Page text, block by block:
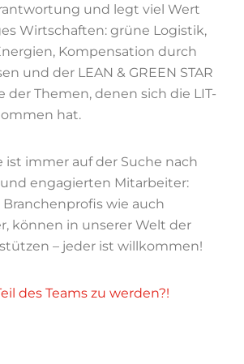
und legt viel Wert
Wirtschaften: grüne Logistik,
Kompensation durch
und der LEAN & GREEN STAR
der Themen, denen sich die LIT-
hat.
ist immer auf der Suche nach
engagierten Mitarbeiter:
wie auch
können in unserer Welt der
– jeder ist willkommen!
des Teams zu werden?!